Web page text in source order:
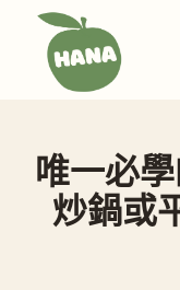
唯一必
炒鍋或